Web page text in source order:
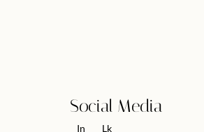
Social Media
In Lk